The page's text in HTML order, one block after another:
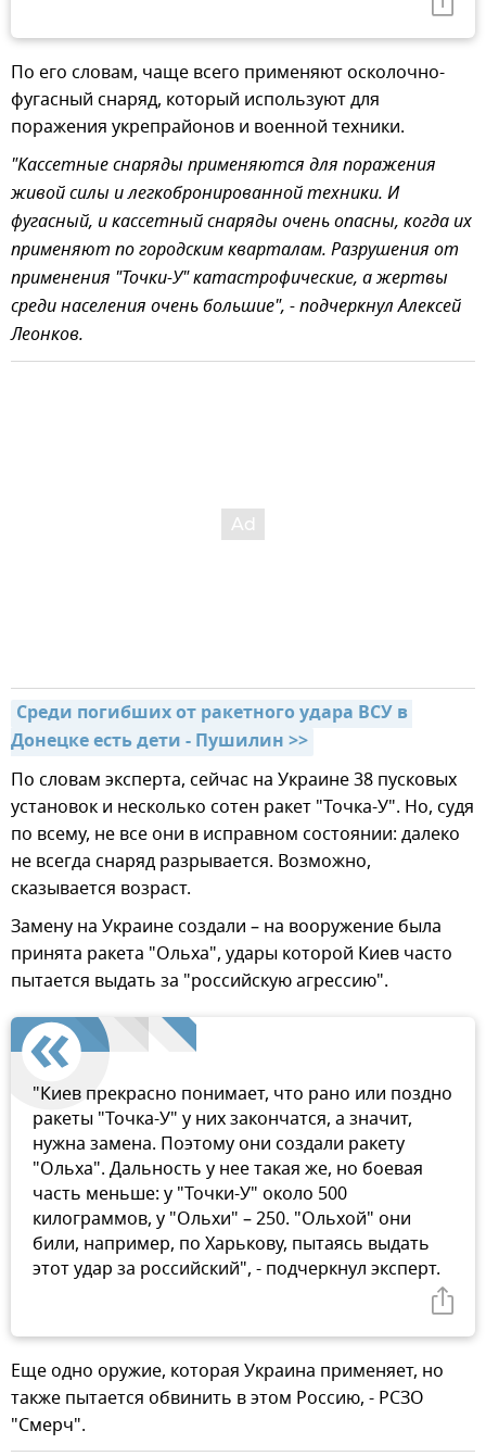
По его словам, чаще всего применяют осколочно-
фугасный снаряд, который используют для
поражения укрепрайонов и военной техники.
"Кассетные снаряды применяются для поражения
живой силы и легкобронированной техники. И
фугасный, и кассетный снаряды очень опасны, когда их
применяют по городским кварталам. Разрушения от
применения "Точки-У" катастрофические, а жертвы
среди населения очень большие", - подчеркнул Алексей
Леонков.
Среди погибших от ракетного удара ВСУ в
Донецке есть дети - Пушилин >>
По словам эксперта, сейчас на Украине 38 пусковых
установок и несколько сотен ракет "Точка-У". Но, судя
по всему, не все они в исправном состоянии: далеко
не всегда снаряд разрывается. Возможно,
сказывается возраст.
Замену на Украине создали – на вооружение была
принята ракета "Ольха", удары которой Киев часто
пытается выдать за "российскую агрессию".
"Киев прекрасно понимает, что рано или поздно
ракеты "Точка-У" у них закончатся, а значит,
нужна замена. Поэтому они создали ракету
"Ольха". Дальность у нее такая же, но боевая
часть меньше: у "Точки-У" около 500
килограммов, у "Ольхи" – 250. "Ольхой" они
били, например, по Харькову, пытаясь выдать
этот удар за российский", - подчеркнул эксперт.
Еще одно оружие, которая Украина применяет, но
также пытается обвинить в этом Россию, - РСЗО
"Смерч".